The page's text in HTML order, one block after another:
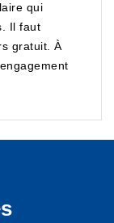
qui
Il faut
gratuit. À